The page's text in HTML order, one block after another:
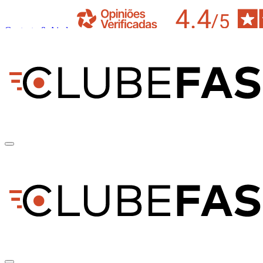
Contacto & Ajuda